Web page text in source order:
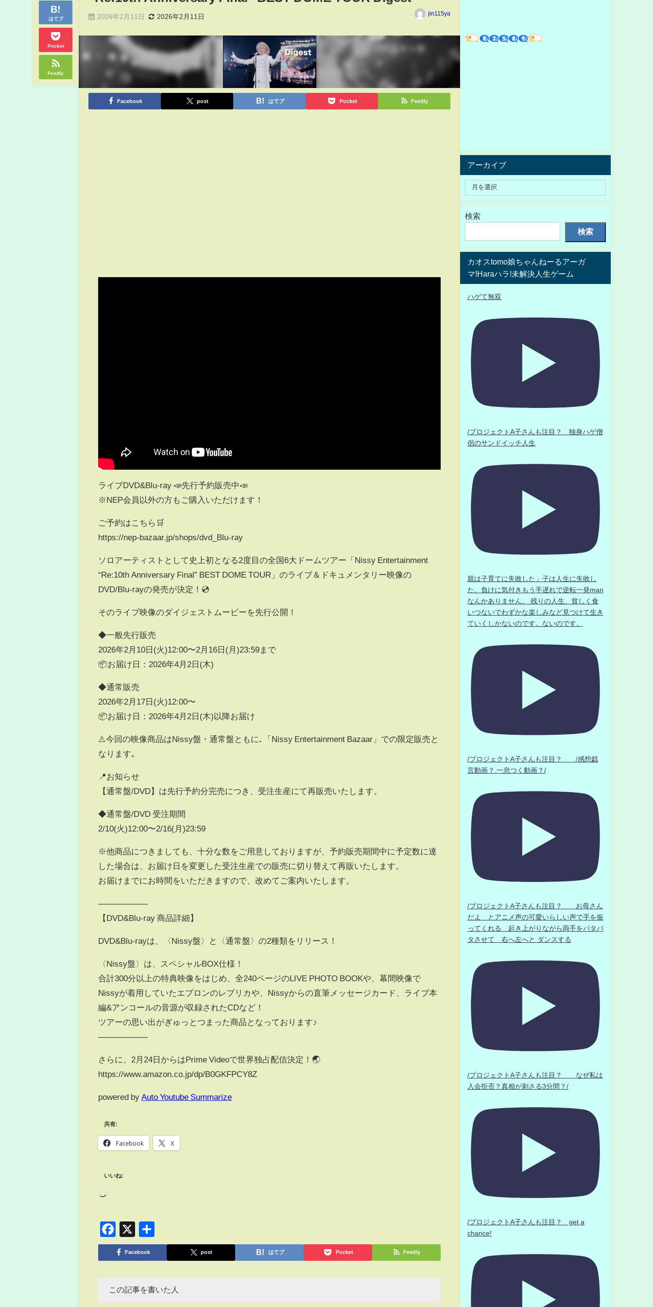
はてブ
Pocket
Feedly
2026年2月11日 2026年2月11日 jin115ya
Facebook post はてブ Pocket Feedly
ライブDVD&Blu-ray 📣先行予約販売中📣
※NEP会員以外の方もご購入いただけます！
ご予約はこちら🛒
https://nep-bazaar.jp/shops/dvd_Blu-ray
ソロアーティストとして史上初となる2度目の全国6大ドームツアー「Nissy Entertainment
“Re:10th Anniversary Final” BEST DOME TOUR」のライブ＆ドキュメンタリー映像の
DVD/Blu-rayの発売が決定！💿
そのライブ映像のダイジェストムービーを先行公開！
◆一般先行販売
2026年2月10日(火)12:00〜2月16日(月)23:59まで
📦お届け日：2026年4月2日(木)
◆通常販売
2026年2月17日(火)12:00〜
📦お届け日：2026年4月2日(木)以降お届け
⚠️今回の映像商品はNissy盤・通常盤ともに､「Nissy Entertainment Bazaar」での限定販売と
なります｡
📍お知らせ
【通常盤/DVD】は先行予約分完売につき、受注生産にて再販売いたします。
◆通常盤/DVD 受注期間
2/10(火)12:00〜2/16(月)23:59
※他商品につきましても、十分な数をご用意しておりますが、予約販売期間中に予定数に達
した場合は、お届け日を変更した受注生産での販売に切り替えて再販いたします。
お届けまでにお時間をいただきますので、改めてご案内いたします。
——————
【DVD&Blu-ray 商品詳細】
DVD&Blu-rayは、〈Nissy盤〉と〈通常盤〉の2種類をリリース！
〈Nissy盤〉は、スペシャルBOX仕様！
合計300分以上の特典映像をはじめ、全240ページのLIVE PHOTO BOOKや、幕間映像で
Nissyが着用していたエプロンのレプリカや、Nissyからの直筆メッセージカード、ライブ本
編&アンコールの音源が収録されたCDなど！
ツアーの思い出がぎゅっとつまった商品となっております♪
——————
さらに、2月24日からはPrime Videoで世界独占配信決定！🌏
https://www.amazon.co.jp/dp/B0GKFPCY8Z
powered by Auto Youtube Summarize
共有:
Facebook X
いいね:
Facebook
X
有
Facebook post はてブ Pocket Feedly
この記事を書いた人
アーカイブ
検索
検索
カオスtomo娘ちゃんねーるアーガ
マ!Haraハラ!未解決人生ゲーム
ハゲて無双
/プロジェクトA子さんも注目？ 独身ハゲ僧
侶のサンドイッチ人生
親は子育てに失敗した」子は人生に失敗し
た。負けに気付きもう手遅れで逆転一発man
なんかありません、 残りの人生、貧しく食
いつないでわずかな楽しみなど見つけて生き
ていくしかないのです。ないのです。
/プロジェクトA子さんも注目？ /感想戯
言動画？.一息つく動画？/
/プロジェクトA子さんも注目？ お母さん
だよ とアニメ声の可愛いらしい声で手を振
ってくれる 起き上がりながら両手をパタパ
タさせて 右へ左へと ダンスする
/プロジェクトA子さんも注目？ なぜ私は
入会拒否？真相が刺さる3分間？/
/プロジェクトA子さんも注目？ get a
chance!